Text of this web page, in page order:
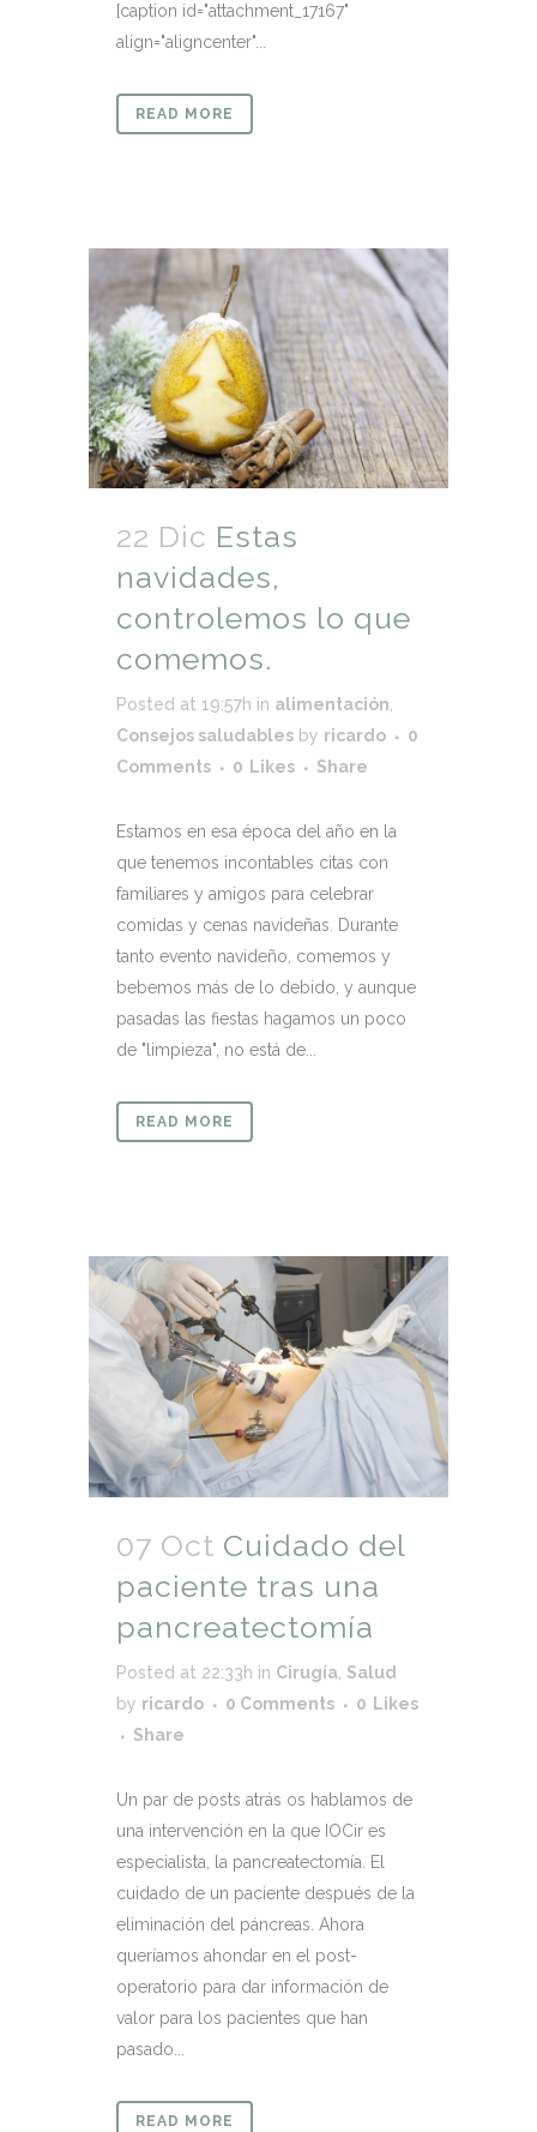
[caption id="attachment_17167"
align="aligncenter"...
READ MORE
22 Dic Estas
navidades,
controlemos lo que
comemos.
Posted at 19:57h in alimentación,
Consejos saludables by ricardo
0
Comments
0 Likes Share
Estamos en esa época del año en la
que tenemos incontables citas con
familiares y amigos para celebrar
comidas y cenas navideñas. Durante
tanto evento navideño, comemos y
bebemos más de lo debido, y aunque
pasadas las fiestas hagamos un poco
de "limpieza", no está de...
READ MORE
07 Oct Cuidado del
paciente tras una
pancreatectomía
Posted at 22:33h in Cirugía Salud
by ricardo 0 Comments 0 Likes
Share
Un par de posts atrás os hablamos de
una intervención en la que IOCir es
especialista, la pancreatectomía. El
cuidado de un paciente después de la
eliminación del páncreas. Ahora
queríamos ahondar en el post-
operatorio para dar información de
valor para los pacientes que han
pasado...
READ MORE